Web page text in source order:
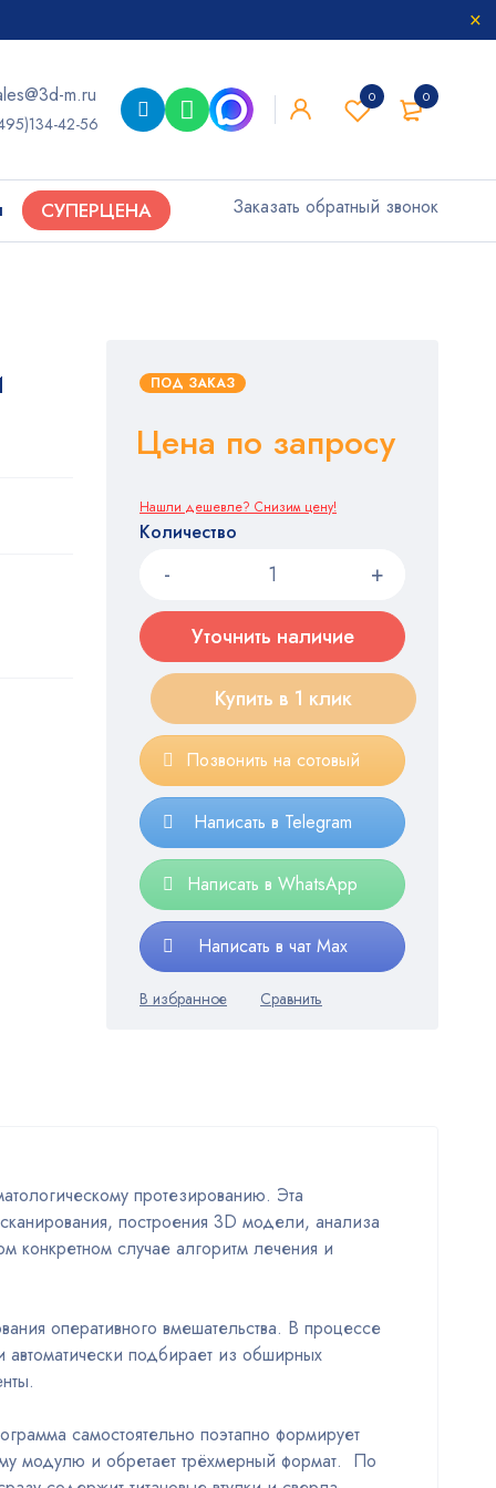
0
0
m.ru
42-56
СУПЕРЦЕНА Заказать обратный звонок
ПОД ЗАКАЗ
Цена по запросу
Нашли дешевле? Снизим цену!
Количество
Уточнить наличие
Купить в 1 клик
Позвонить на сотовый
Написать в Telegram
Написать в WhatsApp
Написать в чат Max
протезированию. Эта
построения 3D модели, анализа
конкретном случае алгоритм лечения и
оперативного вмешательства. В процессе
подбирает из обширных
самостоятельно поэтапно формирует
модулю и обретает трёхмерный формат. По